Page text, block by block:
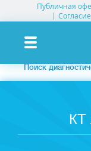
Публичная
УСЛУГИ КЛИНИК
КЛИНИКИ НА
ПАМЯТКА
Поиск
КТ